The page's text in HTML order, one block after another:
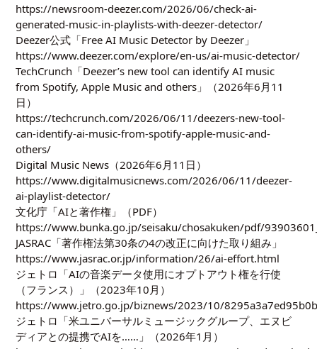
https://newsroom-deezer.com/2026/06/check-ai-
generated-music-in-playlists-with-deezer-detector/
Deezer公式「Free AI Music Detector by Deezer」
https://www.deezer.com/explore/en-us/ai-music-detector/
TechCrunch「Deezer’s new tool can identify AI music
from Spotify, Apple Music and others」（2026年6月11
日）
https://techcrunch.com/2026/06/11/deezers-new-tool-
can-identify-ai-music-from-spotify-apple-music-and-
others/
Digital Music News（2026年6月11日）
https://www.digitalmusicnews.com/2026/06/11/deezer-
ai-playlist-detector/
文化庁「AIと著作権」（PDF）
https://www.bunka.go.jp/seisaku/chosakuken/pdf/
JASRAC「著作権法第30条の4の改正に向けた取り組み」
https://www.jasrac.or.jp/information/26/ai-effort.html
ジェトロ「AIの音楽データ使用にオプトアウト権を行使
（フランス）」（2023年10月）
https://www.jetro.go.jp/biznews/2023/10/
ジェトロ「米ユニバーサルミュージックグループ、エヌビ
ディアとの提携でAIを……」（2026年1月）